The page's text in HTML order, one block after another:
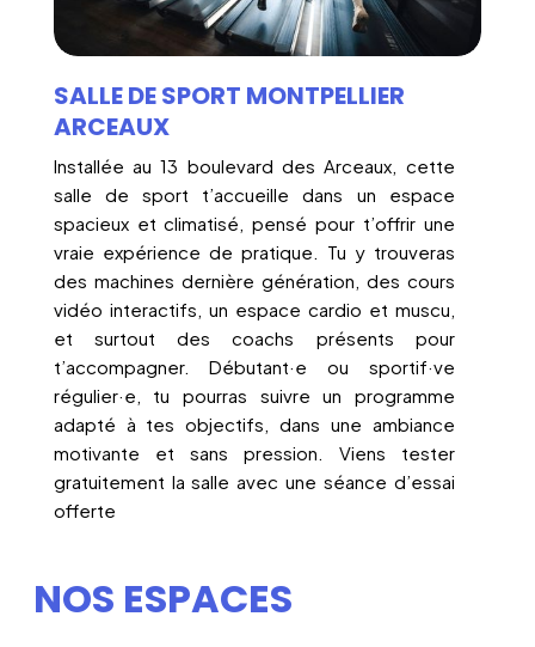
SALLE DE SPORT MONTPELLIER
ARCEAUX
Installée au 13 boulevard des Arceaux, cette
salle de sport t’accueille dans un espace
spacieux et climatisé, pensé pour t’offrir une
vraie expérience de pratique. Tu y trouveras
des machines dernière génération, des cours
vidéo interactifs, un espace cardio et muscu,
et surtout des coachs présents pour
t’accompagner. Débutant·e ou sportif·ve
régulier·e, tu pourras suivre un programme
adapté à tes objectifs, dans une ambiance
motivante et sans pression. Viens tester
gratuitement la salle avec une séance d’essai
offerte
NOS ESPACES